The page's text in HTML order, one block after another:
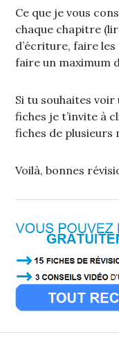
Ce que je vous
chaque chapitre
d’écriture, faire
faire un maximum
Si tu souhaites
fiches je t’invite à
fiches de plusieurs
Voilà, bonnes